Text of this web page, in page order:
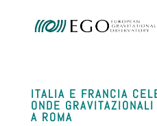
ITALIA E FRANCIA
ONDE
A ROMA